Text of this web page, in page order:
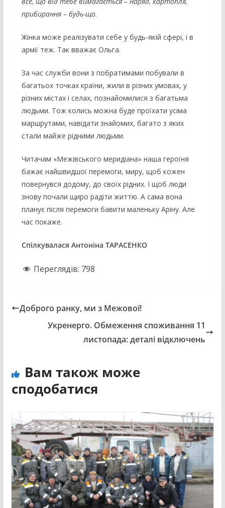
прибирання – будь-що.
Жінка може реалізувати себе у будь-якій сфері, і в
армії теж. Так вважає Ольга.
За час служби вони з побратимами побували в
багатьох точках країни, жили в різних умовах, у
різних містах і селах, познайомилися з багатьма
людьми. Тож колись можна буде проїхати усіма
маршрутами, навідати знайомих, багато з яких
стали майже рідними людьми.
Читачам «Межівського меридіана» наша героїня
бажає найшвидшої перемоги, миру, щоб кожен
повернувся додому, до своїх рідних. І щоб люди
знову почали щиро радіти життю. А сама вона
планує після перемоги бавити маленьку Аріну. Але
час покаже.
Спілкувалася Антоніна ТАРАСЕНКО
Переглядів: 798
Доброго ранку, ми з Межової!
Укренерго. Обмеження споживання 11
листопада: деталі відключень
Вам також може
сподобатися